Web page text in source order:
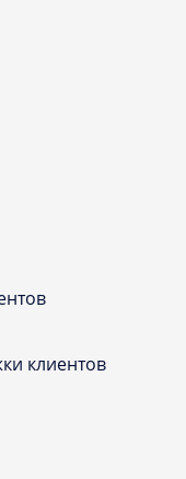
клиентов